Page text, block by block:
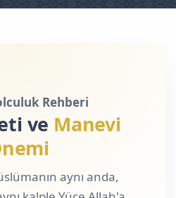
Rehberi
ve Manevi
aynı anda,